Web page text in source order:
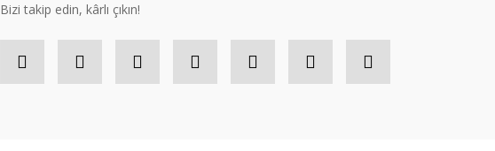
Bizi takip edin, kârlı çıkın!